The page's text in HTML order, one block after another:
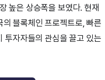
높은 상승폭을 보였다. 현재
블록체인 프로젝트로, 빠른
투자자들의 관심을 끌고 있는